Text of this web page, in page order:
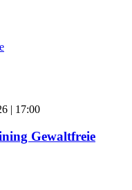
| 17:00
Gewaltfreie